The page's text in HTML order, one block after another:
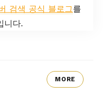
검색 공식 블로그를
니다.
MORE